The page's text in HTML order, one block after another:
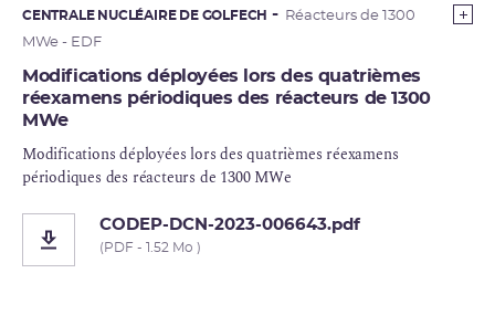
CENTRALE NUCLÉAIRE DE GOLFECH
Réacteurs de 1300
MWe - EDF
Modifications déployées lors des quatrièmes
réexamens périodiques des réacteurs de 1300
MWe
Modifications déployées lors des quatrièmes réexamens
périodiques des réacteurs de 1300 MWe
CODEP-DCN-2023-006643.pdf
(PDF - 1.52 Mo )